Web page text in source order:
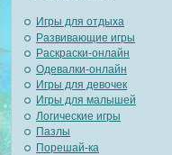
Игры для отдыха
Развивающие игры
Раскраски-онлайн
Одевалки-онлайн
Игры для девочек
Игры для малышей
Логические игры
Пазлы
Порешай-ка